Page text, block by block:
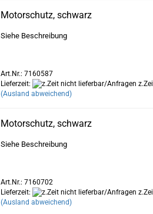
Motorschutz, schwarz
Siehe Beschreibung
Art.Nr.: 7160587
Lieferzeit:
(Ausland abweichend)
Motorschutz, schwarz
Siehe Beschreibung
Art.Nr.: 7160702
Lieferzeit:
(Ausland abweichend)